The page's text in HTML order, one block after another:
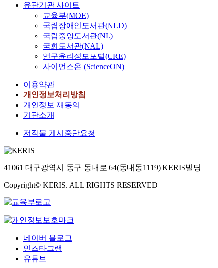
유관기관 사이트
교육부(MOE)
국립장애인도서관(NLD)
국립중앙도서관(NL)
국회도서관(NAL)
연구윤리정보포털(CRE)
사이언스온 (ScienceON)
이용약관
개인정보처리방침
개인정보 재동의
기관소개
저작물 게시중단요청
41061 대구광역시 동구 동내로 64(동내동1119) KERIS빌딩
Copyright© KERIS. ALL RIGHTS RESERVED
네이버 블로그
인스타그램
유튜브